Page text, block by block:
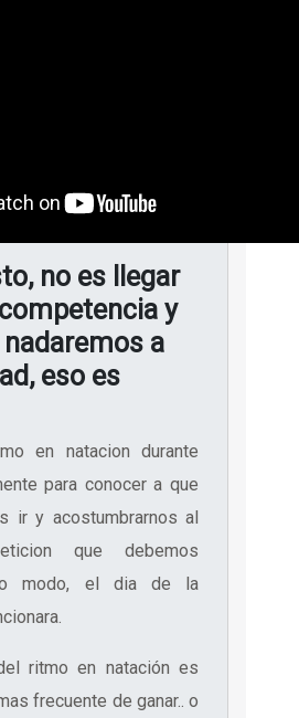
no es llegar
y
a
eso es
en natacion durante
para conocer a que
ir y acostumbrarnos al
que debemos
modo, el dia de la
ritmo en natación es
frecuente de ganar.. o